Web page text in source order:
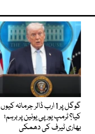
گوگل پر 1 ارب ڈالر جرمانہ کیوں
کیا؟ ٹرمپ یورپی یونین پر برہم؛
بھاری ٹیرف کی دھمکی